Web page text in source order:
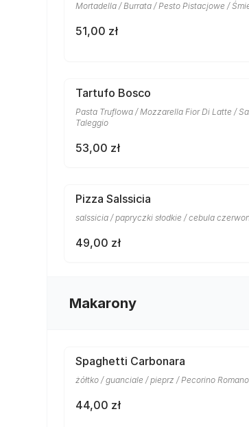
Mortadella / Burrata / Pesto Pistacjowe /
51,00 zł
Tartufo Bosco
Pasta Truflowa / Mozzarella Fior Di Latte /
Taleggio
53,00 zł
Pizza Salssicia
salssicia / papryczki słodkie / cebula
49,00 zł
Makarony
Spaghetti Carbonara
żółtko / guanciale / pieprz / Pecorino
44,00 zł